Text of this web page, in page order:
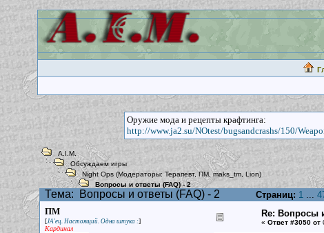
Оружие мода и рецепты крафтинга:
http://www.ja2.su/NOtest/bugsandcrashs/150/
A.I.M.
Обсуждаем игры
Night Ops (Модераторы: Терапевт, ПМ ,maks_tm Lion)
Вопросы и ответы (FAQ) - 2
Тема: Вопросы и ответы (FAQ) - 2 Страниц: 1 ...
ПМ
[JA'ец. Настоящий. Одна штука :]
Кардинал
Re: Вопросы
« Ответ #3050 от